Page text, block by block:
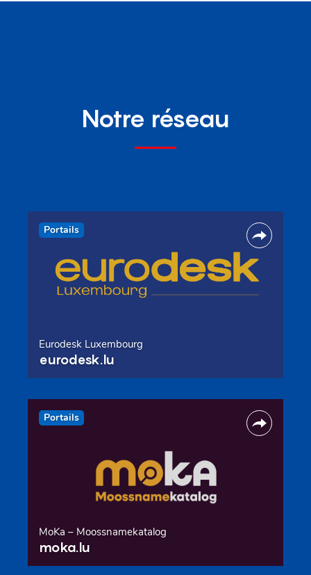
Notre réseau
Portails
Eurodesk Luxembourg
eurodesk.lu
Portails
MoKa – Moossnamekatalog
moka.lu